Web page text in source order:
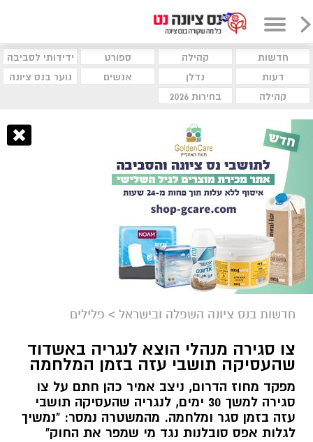
חדשות קהילה ספורט
ידידותי לסביבה
דעות
נדלן אנשים
נוער בנס ציונה
קהילה
בחירות 2026
חדשות בנס ציונה השפלה ובישראל > פלילים
צו סגירה מנהלי הוצא לנגריה באשדוד
שהעסיקה תושבי עזה בזמן המלחמה
מפקד מחוז הדרום, ניצב אמיר כהן חתם על צו
סגירה למשך 30 ימים, לנגריה שהעסיקה תושבי
עזה בזמן סגר ומלחמה. מהמשטרה נמסר: "נמשיך
לגלות אפס סובלנות נגד מי שמפר את החוק"